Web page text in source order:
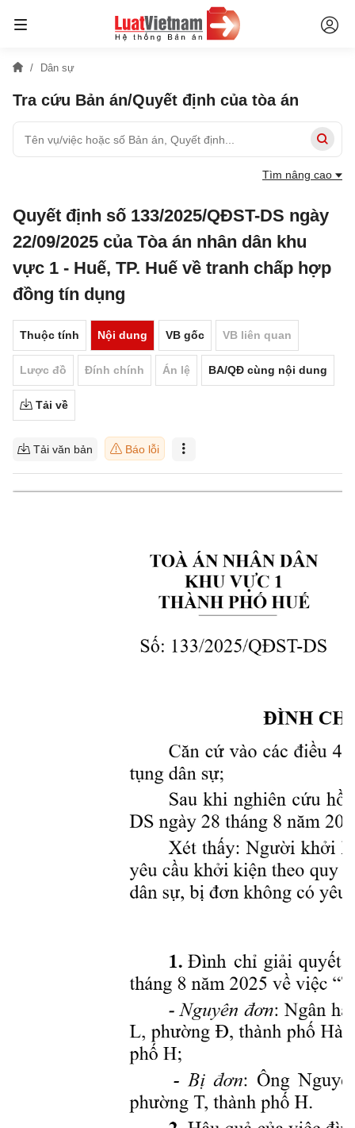
Dân sự
Tra cứu Bản án/Quyết định của tòa án
Tìm nâng cao
Quyết định số 133/2025/QĐST-DS ngày
22/09/2025 của Tòa án nhân dân khu
vực 1 - Huế, TP. Huế về tranh chấp hợp
đồng tín dụng
Thuộc tính Nội dung VB gốc VB liên quan
Lược đồ Đính chính Án lệ BA/QĐ cùng nội dung
Tải về
Tải văn bản Báo lỗi